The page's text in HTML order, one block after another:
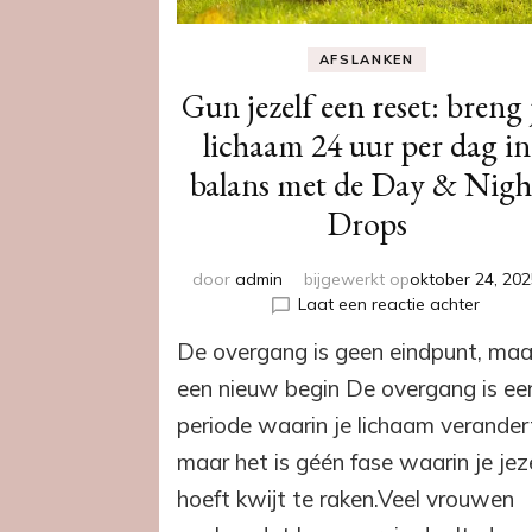
AFSLANKEN
Gun jezelf een reset: breng
lichaam 24 uur per dag in
balans met de Day &
Drops
dooradmin bijgewerkt opoktober 24,
Laat een reactie achterop
jezelf
een
reset:
breng
je
24
uur
De overgang is geen eindpunt,
een nieuw begin De overgang is
periode waarin je lichaam
maar het is géén fase waarin je
hoeft kwijt te raken.Veel vrouwen